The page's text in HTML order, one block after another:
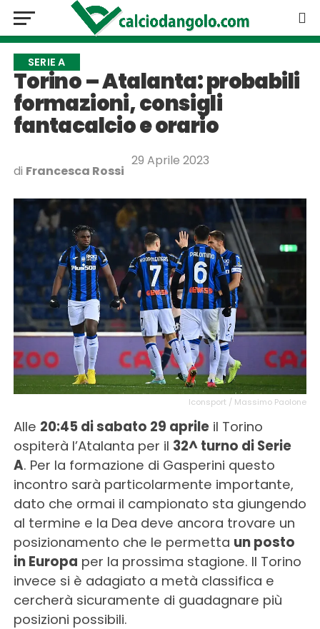
SERIE A
Torino – Atalanta: probabili
formazioni, consigli
fantacalcio e orario
di Francesca Rossi
29 Aprile 2023
Iconsport / Massimo Paolone
Alle 20:45 di sabato 29 aprileil Torino
ospiterà l’Atalanta per il 32^ turno di Serie
A. Per la formazione di Gasperini questo
incontro sarà particolarmente importante,
dato che ormai il campionato sta giungendo
al termine e la Dea deve ancora trovare un
posizionamento che le permetta un posto
in Europa per la prossima stagione. Il Torino
invece si è adagiato a metà classifica e
cercherà sicuramente di guadagnare più
posizioni possibili.